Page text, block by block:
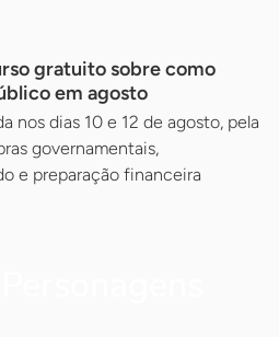
gratuito sobre como
em agosto
nos dias 10 e 12 de agosto, pela
governamentais,
e preparação financeira